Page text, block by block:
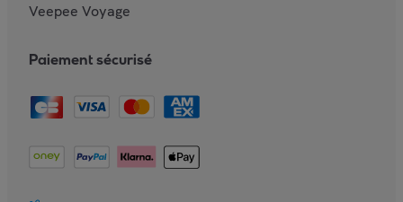
Veepee Voyage
Paiement sécurisé